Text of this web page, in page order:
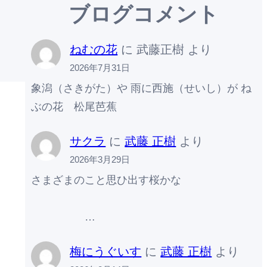
ブログコメント
ねむの花 に武藤正樹 より
2026年7月31日
象潟（さきがた）や 雨に西施（せいし）が ね
ぶの花 松尾芭蕉
サクラ に武藤 正樹 より
2026年3月29日
さまざまのこと思ひ出す桜かな
…
梅にうぐいす に武藤 正樹 より